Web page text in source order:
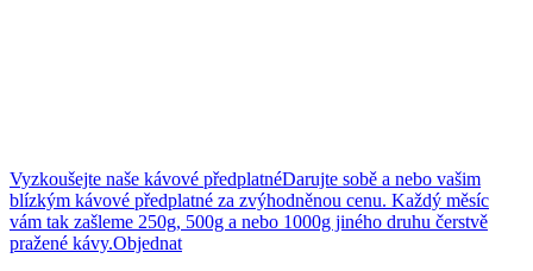
Vyzkoušejte naše kávové předplatnéDarujte sobě a nebo vašim
blízkým kávové předplatné za zvýhodněnou cenu. Každý měsíc
vám tak zašleme 250g, 500g a nebo 1000g jiného druhu čerstvě
pražené kávy.Objednat